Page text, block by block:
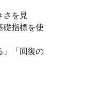
さを見
礎指標を使
」「回復の